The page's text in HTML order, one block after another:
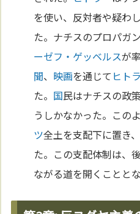
を使い、反対者や疑わ
た。ナチスのプロパガ
ーゼフ・ゲッベルスが
聞、 映画を通じて ヒト
た。 国民はナチスの政
うしかなかった。この
ツ全土を支配下に置き
た。この支配体制は、
ながる道を開くこととな